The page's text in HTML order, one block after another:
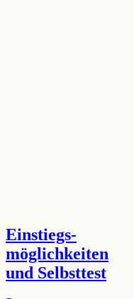
Einstiegs-
möglichkeiten
und Selbsttest